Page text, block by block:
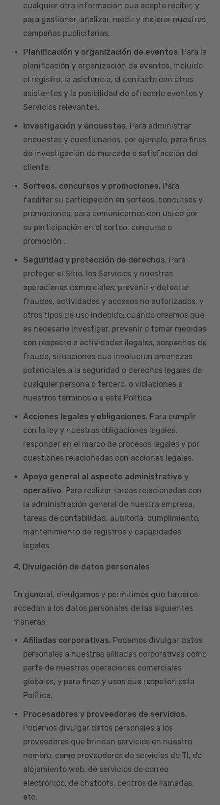
cualquier otra información que acepte recibir; y
para gestionar, analizar, medir y mejorar nuestras
campañas publicitarias.
Planificación y organización de eventos. Para la
planificación y organización de eventos, incluido
el registro, la asistencia, el contacto con otros
asistentes y la posibilidad de ofrecerle eventos y
Servicios relevantes.
Investigación y encuestas. Para administrar
encuestas y cuestionarios, por ejemplo, para fines
de investigación de mercado o satisfacción del
cliente.
Sorteos, concursos y promociones. Para
facilitar su participación en sorteos, concursos y
promociones, para comunicarnos con usted por
su participación en el sorteo, concurso o
promoción .
Seguridad y protección de derechos. Para
proteger el Sitio, los Servicios y nuestras
operaciones comerciales; prevenir y detectar
fraudes, actividades y accesos no autorizados, y
otros tipos de uso indebido; cuando creemos que
es necesario investigar, prevenir o tomar medidas
con respecto a actividades ilegales, sospechas de
fraude, situaciones que involucren amenazas
potenciales a la seguridad o derechos legales de
cualquier persona o tercero, o violaciones a
nuestros términos o a esta Política.
Acciones legales y obligaciones. Para cumplir
con la ley y nuestras obligaciones legales,
responder en el marco de procesos legales y por
cuestiones relacionadas con acciones legales.
Apoyo general al aspecto administrativo y
operativo. Para realizar tareas relacionadas con
la administración general de nuestra empresa,
tareas de contabilidad, auditoría, cumplimiento,
mantenimiento de registros y capacidades
legales.
4. Divulgación de datos personales
En general, divulgamos y permitimos que terceros
accedan a los datos personales de las siguientes
maneras:
Afiliadas corporativas. Podemos divulgar datos
personales a nuestras afiliadas corporativas como
parte de nuestras operaciones comerciales
globales, y para fines y usos que respeten esta
Política.
Procesadores y proveedores de servicios.
Podemos divulgar datos personales a los
proveedores que brindan servicios en nuestro
nombre, como proveedores de servicios de TI, de
alojamiento web, de servicios de correo
electrónico, de chatbots, centros de llamadas,
etc.